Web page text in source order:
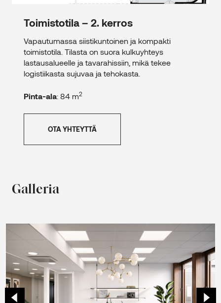
Toimistotila – 2. kerros
Vapautumassa siistikuntoinen ja kompakti
toimistotila. Tilasta on suora kulkuyhteys
lastausalueelle ja tavarahissiin, mikä tekee
logistiikasta sujuvaa ja tehokasta.
Pinta-ala: 84 m2
OTA YHTEYTTÄ
Galleria